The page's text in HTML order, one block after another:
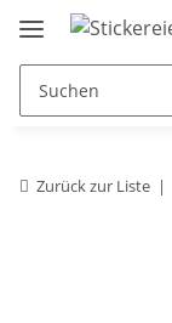
Zurück zur Liste